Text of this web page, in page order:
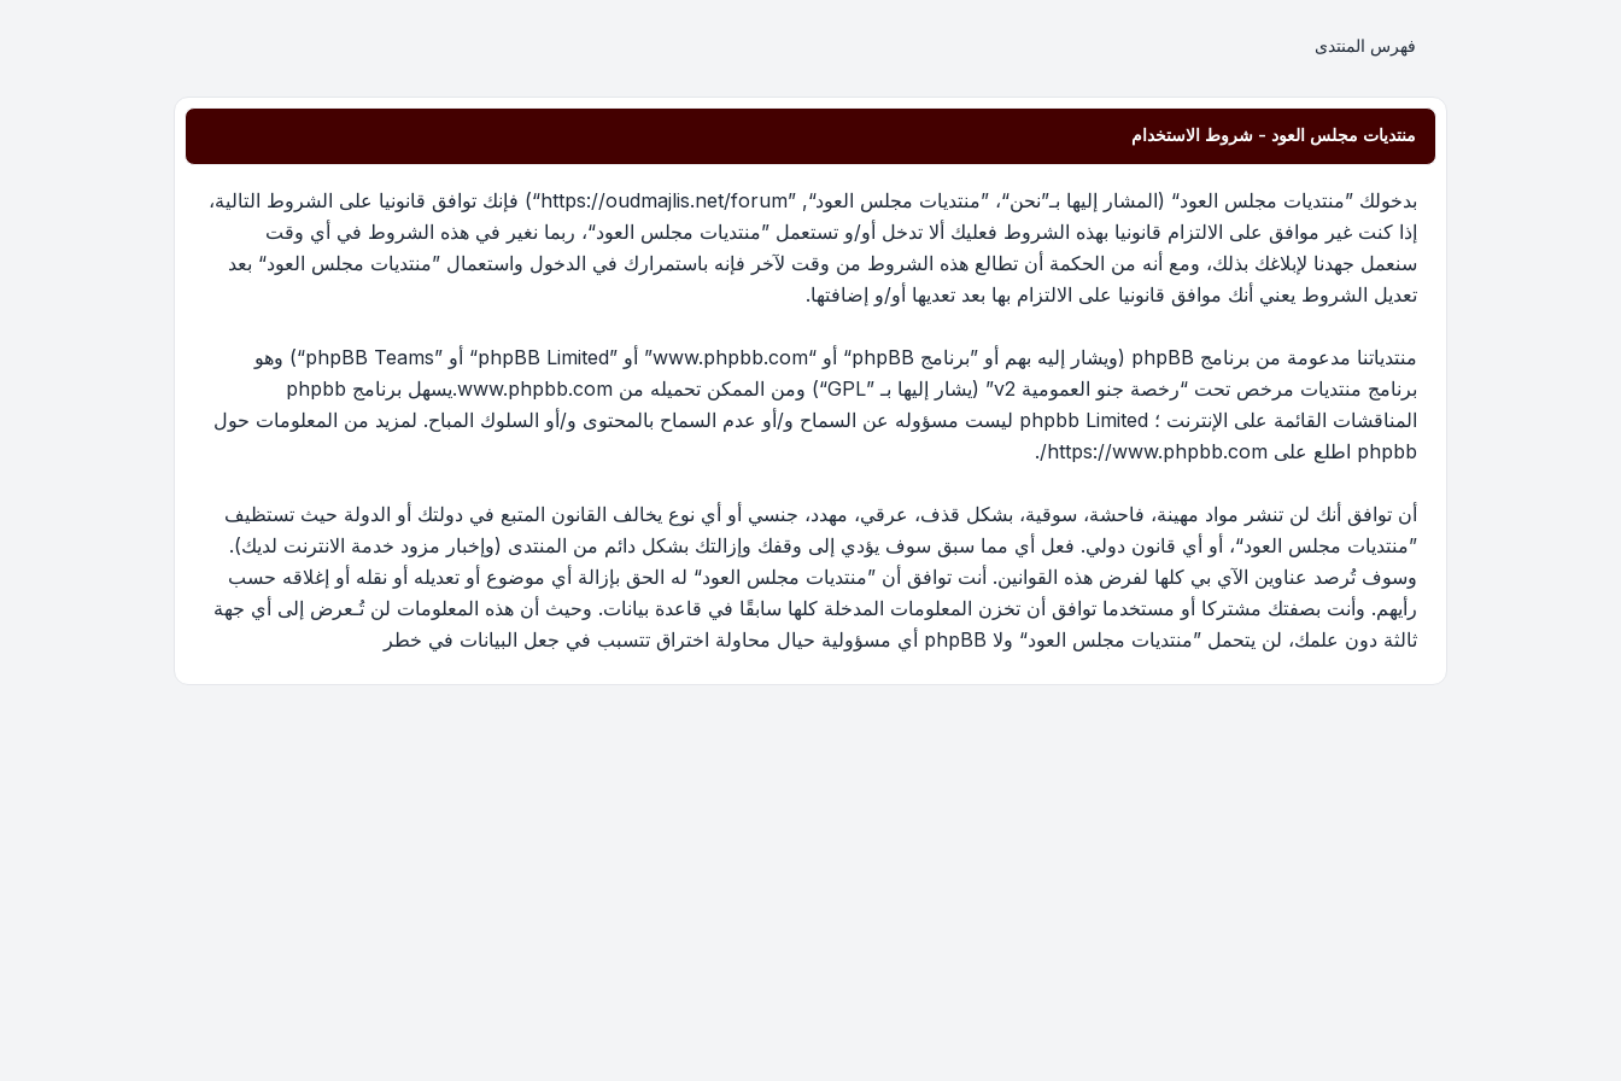
فهرس المنتدى
منتديات مجلس العود - شروط الاستخدام
بدخولك ”منتديات مجلس العود“ (المشار إليها بـ”نحن“، ”منتديات مجلس العود“, ”https://oudmajlis.net/forum“) فإنك توافق قانونيا على الشروط التالية،
إذا كنت غير موافق على الالتزام قانونيا بهذه الشروط فعليك ألا تدخل أو/و تستعمل ”منتديات مجلس العود“، ربما نغير في هذه الشروط في أي وقت
سنعمل جهدنا لإبلاغك بذلك، ومع أنه من الحكمة أن تطالع هذه الشروط من وقت لآخر فإنه باستمرارك في الدخول واستعمال ”منتديات مجلس العود“ بعد
تعديل الشروط يعني أنك موافق قانونيا على الالتزام بها بعد تعديها أو/و إضافتها.
منتدياتنا مدعومة من برنامج phpBB (ويشار إليه بهم أو ”برنامج phpBB“ أو “www.phpbb.com” أو ”phpBB Limited“ أو ”phpBB Teams“) وهو
برنامج منتديات مرخص تحت “رخصة جنو العمومية v2 ” (يشار إليها بـ ”GPL“) ومن الممكن تحميله من www.phpbb.com
.يسهل برنامج phpbb
المناقشات القائمة على الإنترنت ؛ phpbb Limited ليست مسؤوله عن السماح و/أو عدم السماح بالمحتوى و/أو السلوك المباح. لمزيد من المعلومات حول
phpbb اطلع على
https://www.phpbb.com/
.
أن توافق أنك لن تنشر مواد مهينة، فاحشة، سوقية، بشكل قذف، عرقي، مهدد، جنسي أو أي نوع يخالف القانون المتبع في دولتك أو الدولة حيث تستظيف
”منتديات مجلس العود“، أو أي قانون دولي. فعل أي مما سبق سوف يؤدي إلى وقفك وإزالتك بشكل دائم من المنتدى (وإخبار مزود خدمة الانترنت لديك).
وسوف تُرصد عناوين الآي بي كلها لفرض هذه القوانين. أنت توافق أن ”منتديات مجلس العود“ له الحق بإزالة أي موضوع أو تعديله أو نقله أو إغلاقه حسب
رأيهم. وأنت بصفتك مشتركا أو مستخدما توافق أن تخزن المعلومات المدخلة كلها سابقًا في قاعدة بيانات. وحيث أن هذه المعلومات لن تُـعرض إلى أي جهة
ثالثة دون علمك، لن يتحمل ”منتديات مجلس العود“ ولا phpBB أي مسؤولية حيال محاولة اختراق تتسبب في جعل البيانات في خطر